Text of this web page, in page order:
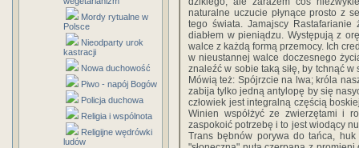
Mordy rytualne w
Polsce
Nieodparty urok
kastracji
Nowa duchowość
Piwo - napój Bogów
Policja duchowa
Religia i wspólnota
Religijne wędrówki
ludów
naturalne uczucie płynące prosto z
tego świata. Jamajscy
diabłem w pieniądzu. Występują z
walce z każdą formą przemocy. Ich
w nieustannej walce doczesnego
znaleźć w sobie taką siłę, by tchnąć
Mówią też: Spójrzcie na lwa; króla
zabija tylko jedną antylopę by się
człowiek jest integralną częścią
Winien współżyć ze zwierzętami i
zaspokoić potrzebę i to jest wiodący
Trans bębnów porywa do tańca,